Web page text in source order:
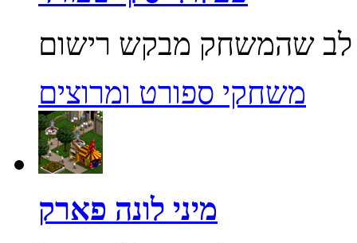
משחקי ספורט ומרוצים
מיני לונה פארק